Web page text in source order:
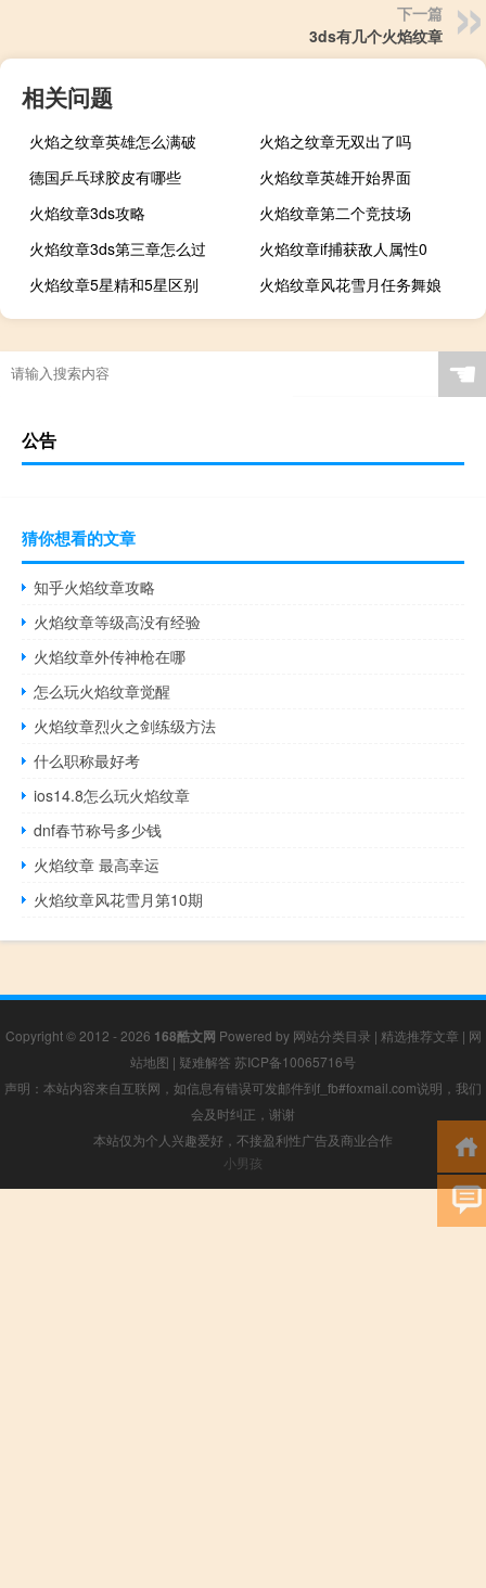
下一篇
3ds有几个火焰纹章
相关问题
火焰之纹章英雄怎么满破
火焰之纹章无双出了吗
德国乒乓球胶皮有哪些
火焰纹章英雄开始界面
火焰纹章3ds攻略
火焰纹章第二个竞技场
火焰纹章3ds第三章怎么过
火焰纹章if捕获敌人属性0
火焰纹章5星精和5星区别
火焰纹章风花雪月任务舞娘
☚
公告
猜你想看的文章
知乎火焰纹章攻略
火焰纹章等级高没有经验
火焰纹章外传神枪在哪
怎么玩火焰纹章觉醒
火焰纹章烈火之剑练级方法
什么职称最好考
ios14.8怎么玩火焰纹章
dnf春节称号多少钱
火焰纹章 最高幸运
火焰纹章风花雪月第10期
Copyright © 2012 - 2026 168酷文网 Powered by 网站分类目录 | 精选推荐文章 | 网
站地图 | 疑难解答 苏ICP备10065716号
声明：本站内容来自互联网，如信息有错误可发邮件到f_fb#foxmail.com说明，我们
会及时纠正，谢谢
本站仅为个人兴趣爱好，不接盈利性广告及商业合作
小男孩